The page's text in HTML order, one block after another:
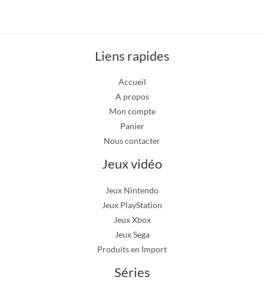
Liens rapides
Accueil
A propos
Mon compte
Panier
Nous contacter
Jeux vidéo
Jeux Nintendo
Jeux PlayStation
Jeux Xbox
Jeux Sega
Produits en Import
Séries